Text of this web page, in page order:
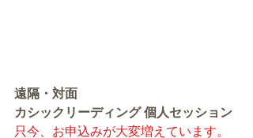
遠隔・対面
カシックリーディング 個人セッション
只今、お申込みが大変増えています。